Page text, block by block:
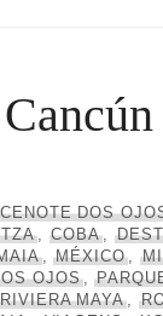
Cancún
CENOTE DOS
, COBA,
,MÉXICO,
OJOS,
RIVIERA MAYA,